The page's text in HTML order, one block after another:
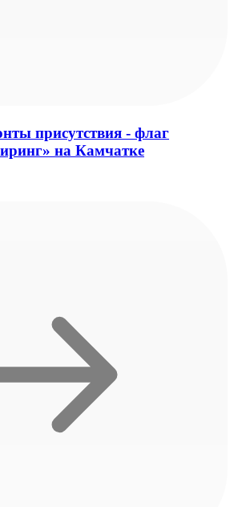
присутствия - флаг
на Камчатке